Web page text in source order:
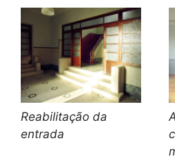
Reabilitação da
entrada